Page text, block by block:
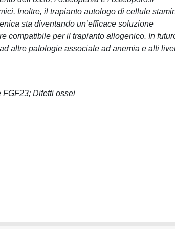
Inoltre, il trapianto autologo di cellule
sta diventando un’efficace soluzione
compatibile per il trapianto allogenico. In
altre patologie associate ad anemia e alti
Difetti ossei